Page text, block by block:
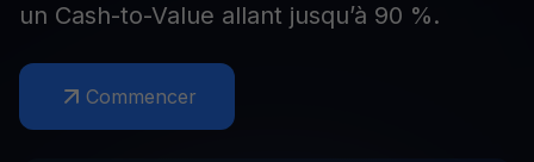
un Cash-to-Value allant jusqu’à 90 %.
Commencer